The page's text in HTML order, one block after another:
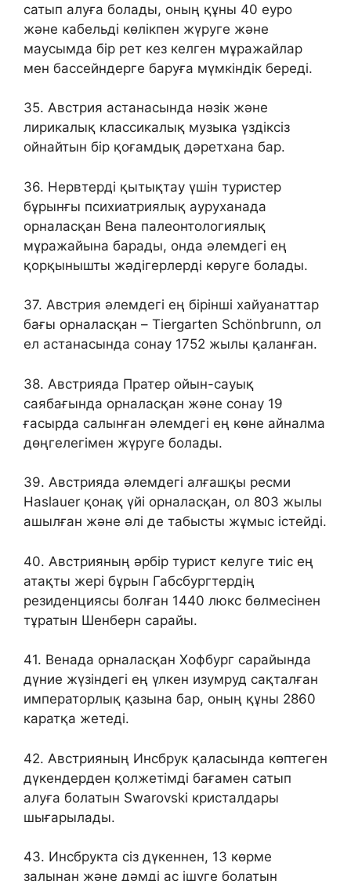
сатып алуға болады, оның құны 40 еуро
және кабельді көлікпен жүруге және
маусымда бір рет кез келген мұражайлар
мен бассейндерге баруға мүмкіндік береді.
35. Австрия астанасында нәзік және
лирикалық классикалық музыка үздіксіз
ойнайтын бір қоғамдық дәретхана бар.
36. Нервтерді қытықтау үшін туристер
бұрынғы психиатриялық ауруханада
орналасқан Вена палеонтологиялық
мұражайына барады, онда әлемдегі ең
қорқынышты жәдігерлерді көруге болады.
37. Австрия әлемдегі ең бірінші хайуанаттар
бағы орналасқан – Tiergarten Schönbrunn, ол
ел астанасында сонау 1752 жылы қаланған.
38. Австрияда Пратер ойын-сауық
саябағында орналасқан және сонау 19
ғасырда салынған әлемдегі ең көне айналма
дөңгелегімен жүруге болады.
39. Австрияда әлемдегі алғашқы ресми
Haslauer қонақ үйі орналасқан, ол 803 жылы
ашылған және әлі де табысты жұмыс істейді.
40. Австрияның әрбір турист келуге тиіс ең
атақты жері бұрын Габсбургтердің
резиденциясы болған 1440 люкс бөлмесінен
тұратын Шенберн сарайы.
41. Венада орналасқан Хофбург сарайында
дүние жүзіндегі ең үлкен изумруд сақталған
императорлық қазына бар, оның құны 2860
каратқа жетеді.
42. Австрияның Инсбрук қаласында көптеген
дүкендерден қолжетімді бағамен сатып
алуға болатын Swarovski кристалдары
шығарылады.
43. Инсбрукта сіз дүкеннен, 13 көрме
залынан және дәмді ас ішуге болатын